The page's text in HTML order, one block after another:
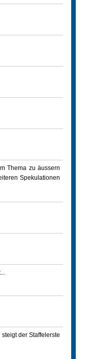
Thema zu äussern
Spekulationen
der Staffelerste